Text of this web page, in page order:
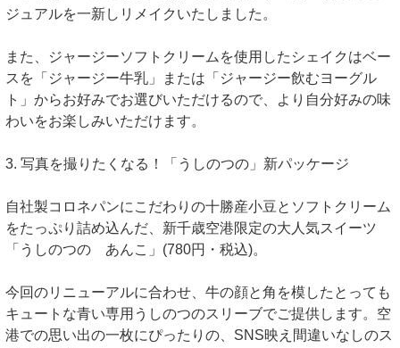
ジュアルを一新しリメイクいたしました。
また、ジャージーソフトクリームを使用したシェイクはベー
スを「ジャージー牛乳」または「ジャージー飲むヨーグル
ト」からお好みでお選びいただけるので、より自分好みの味
わいをお楽しみいただけます。
3. 写真を撮りたくなる！「うしのつの」新パッケージ
自社製コロネパンにこだわりの十勝産小豆とソフトクリーム
をたっぷり詰め込んだ、新千歳空港限定の大人気スイーツ
「うしのつの あんこ」(780円・税込)。
今回のリニューアルに合わせ、牛の顔と角を模したとっても
キュートな青い専用うしのつのスリーブでご提供します。空
港での思い出の一枚にぴったりの、SNS映え間違いなしのス